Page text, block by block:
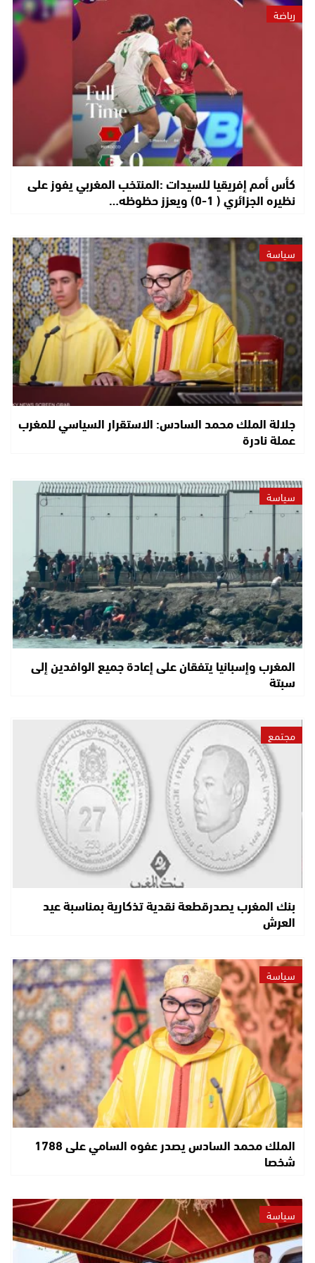
رياضة
كأس أمم إفريقيا للسيدات :المنتخب المغربي يفوز على
نظيره الجزائري ( 1-0) ويعزز حظوظه…
سياسة
جلالة الملك محمد السادس: الاستقرار السياسي للمغرب
عملة نادرة
سياسة
المغرب وإسبانيا يتفقان على إعادة جميع الوافدين إلى
سبتة
مجتمع
بنك المغرب يصدرقطعة نقدية تذكارية بمناسبة عيد
العرش
سياسة
الملك محمد السادس يصدر عفوه السامي على 1788
شخصا
سياسة